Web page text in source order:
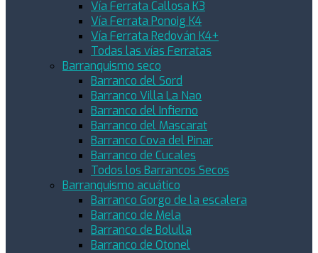
Vía Ferrata Callosa K3
Vía Ferrata Ponoig K4
Vía Ferrata Redován K4+
Todas las vías Ferratas
Barranquismo seco
Barranco del Sord
Barranco Villa La Nao
Barranco del Infierno
Barranco del Mascarat
Barranco Cova del Pinar
Barranco de Cucales
Todos los Barrancos Secos
Barranquismo acuático
Barranco Gorgo de la escalera
Barranco de Mela
Barranco de Bolulla
Barranco de Otonel